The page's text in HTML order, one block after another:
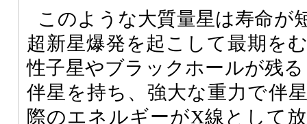
このような大質量星は寿命が
超新星爆発を起こして最期を
性子星やブラックホールが残
伴星を持ち、強大な重力で伴
際のエネルギーがX線として